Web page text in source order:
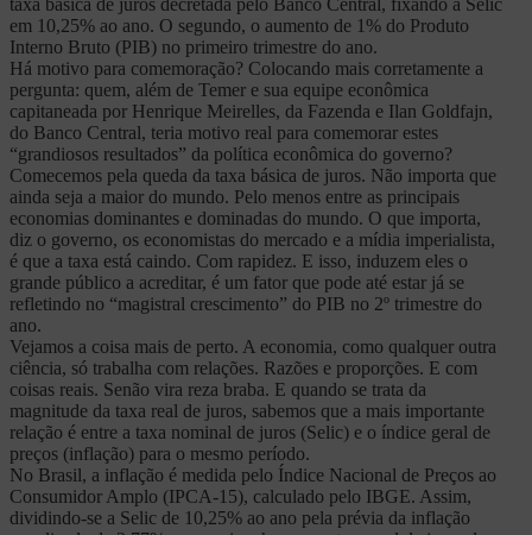
taxa básica de juros decretada pelo Banco Central, fixando a Selic
em 10,25% ao ano. O segundo, o aumento de 1% do Produto
Interno Bruto (PIB) no primeiro trimestre do ano.
Há motivo para comemoração? Colocando mais corretamente a
pergunta: quem, além de Temer e sua equipe econômica
capitaneada por Henrique Meirelles, da Fazenda e Ilan Goldfajn,
do Banco Central, teria motivo real para comemorar estes
“grandiosos resultados” da política econômica do governo?
Comecemos pela queda da taxa básica de juros. Não importa que
ainda seja a maior do mundo. Pelo menos entre as principais
economias dominantes e dominadas do mundo. O que importa,
diz o governo, os economistas do mercado e a mídia imperialista,
é que a taxa está caindo. Com rapidez. E isso, induzem eles o
grande público a acreditar, é um fator que pode até estar já se
refletindo no “magistral crescimento” do PIB no 2º trimestre do
ano.
Vejamos a coisa mais de perto. A economia, como qualquer outra
ciência, só trabalha com relações. Razões e proporções. E com
coisas reais. Senão vira reza braba. E quando se trata da
magnitude da taxa real de juros, sabemos que a mais importante
relação é entre a taxa nominal de juros (Selic) e o índice geral de
preços (inflação) para o mesmo período.
No Brasil, a inflação é medida pelo Índice Nacional de Preços ao
Consumidor Amplo (IPCA-15), calculado pelo IBGE. Assim,
dividindo-se a Selic de 10,25% ao ano pela prévia da inflação